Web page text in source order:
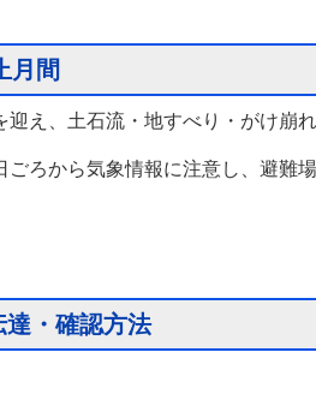
月間
え、土石流・地すべり・がけ崩
ろから気象情報に注意し、避難
達・確認方法